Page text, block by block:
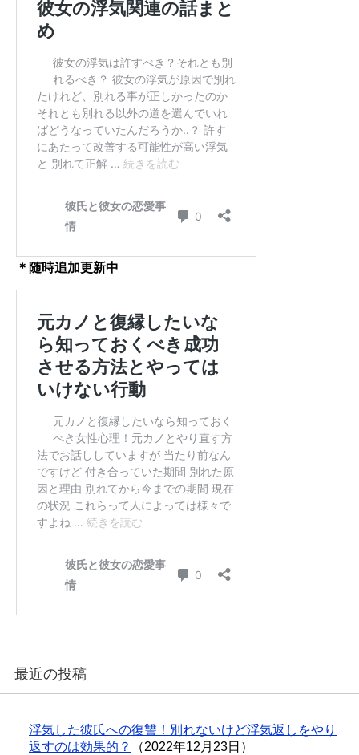
＊随時追加更新中
最近の投稿
浮気した彼氏への復讐！別れないけど浮気返しをやり
返すのは効果的？
（2022年12月23日）